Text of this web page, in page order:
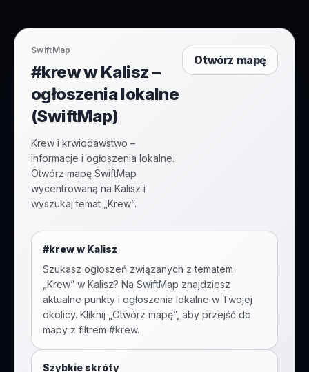
SwiftMap
#krew w Kalisz –
ogłoszenia lokalne
(SwiftMap)
Krew i krwiodawstwo –
informacje i ogłoszenia lokalne.
Otwórz mapę SwiftMap
wycentrowaną na Kalisz i
wyszukaj temat „Krew”.
Otwórz mapę
#kreww Kalisz
Szukasz ogłoszeń związanych z tematem
Krew” w Kalisz? Na SwiftMap znajdziesz
aktualne punkty i ogłoszenia lokalne w Twojej
okolicy. Kliknij „Otwórz mapę”, aby przejść do
mapy z filtrem #krew.
Szybkie skróty